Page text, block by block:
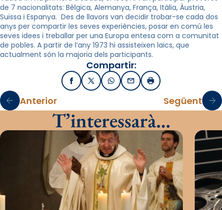
de 7 nacionalitats: Bèlgica, Alemanya, França, Itàlia, Àustria,
Suïssa i Espanya. Des de llavors van decidir trobar-se cada dos
anys per compartir les seves experiències, posar en comú les
seves idees i treballar per una Europa entesa com a comunitat
de pobles. A partir de l’any 1973 hi assisteixen laics, que
actualment són la majoria dels participants.
Compartir:
FacebookX / TwitterWhatsApp
EmailImprimir
Anterior Següent
T’interessarà…